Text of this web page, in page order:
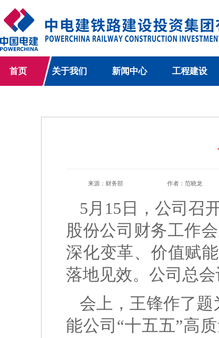
首页 关于我们 新闻中心 工程建设
来源：财务部 作者：范晓龙
5月15日，公司召
股份公司财务工作
深化变革、价值赋
落地见效。公司总
会上，王锋作了
能公司“十五五”高